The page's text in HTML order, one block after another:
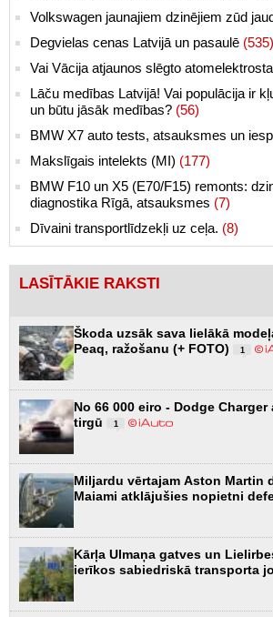
Volkswagen jaunajiem dzinējiem zūd
Degvielas cenas Latvijā un pasaulē (535)
Vai Vācija atjaunos slēgto
Lāču medības Latvijā! Vai populācija ir
un būtu jāsāk medības? (56)
BMW X7 auto tests, atsauksmes un
Makslīgais intelekts (MI) (177)
BMW F10 un X5 (E70/F15) remonts:
diagnostika Rīgā, atsauksmes (7)
Dīvaini transportlīdzekļi uz ceļa. (8)
LASĪTĀKIE RAKSTI
Škoda uzsāk sava lielākā
Peaq, ražošanu (+ FOTO)
1
No 66 000 eiro - Dodge
tirgū
1
Miljardu vērtajam Aston Martin
Maiami atklājušies nopietni
Kārļa Ulmaņa gatves un
ierīkos sabiedriskā transporta